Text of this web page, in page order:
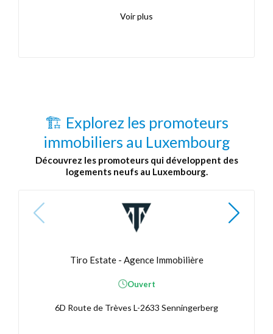
Voir plus
🏗️ Explorez les promoteurs
immobiliers au Luxembourg
Découvrez les promoteurs qui développent des
logements neufs au Luxembourg.
Tiro Estate - Agence Immobilière
Ouvert
6D Route de Trèves L-2633 Senningerberg